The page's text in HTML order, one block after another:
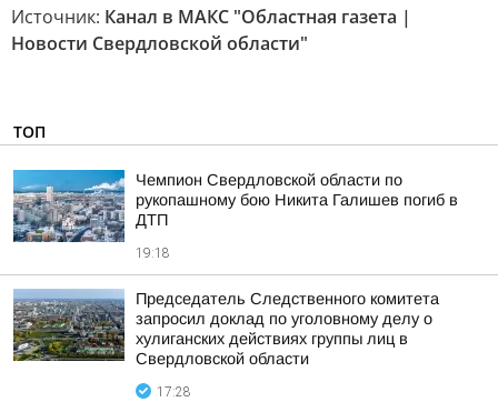
Источник: Канал в МАКС "Областная газета |
Новости Свердловской области"
ТОП
Чемпион Свердловской области по
рукопашному бою Никита Галишев погиб в
ДТП
19:18
Председатель Следственного комитета
запросил доклад по уголовному делу о
хулиганских действиях группы лиц в
Свердловской области
17:28